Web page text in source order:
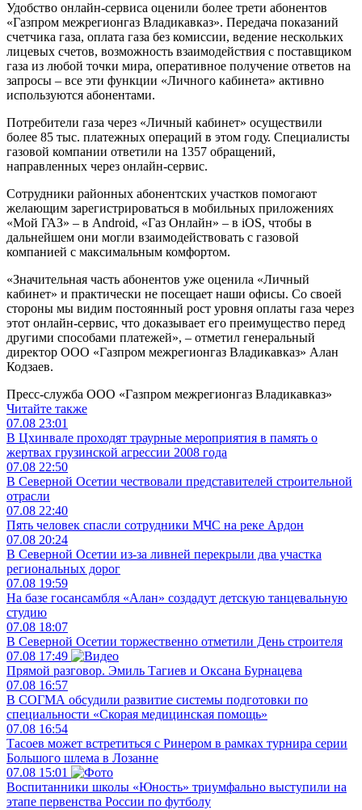
Удобство онлайн-сервиса оценили более трети абонентов
«Газпром межрегионгаз Владикавказ». Передача показаний
счетчика газа, оплата газа без комиссии, ведение нескольких
лицевых счетов, возможность взаимодействия с поставщиком
газа из любой точки мира, оперативное получение ответов на
запросы – все эти функции «Личного кабинета» активно
используются абонентами.
Потребители газа через «Личный кабинет» осуществили
более 85 тыс. платежных операций в этом году. Специалисты
газовой компании ответили на 1357 обращений,
направленных через онлайн-сервис.
Сотрудники районных абонентских участков помогают
желающим зарегистрироваться в мобильных приложениях
«Мой ГАЗ» ‒ в Android, «Газ Онлайн» ‒ в iOS, чтобы в
дальнейшем они могли взаимодействовать с газовой
компанией с максимальным комфортом.
«Значительная часть абонентов уже оценила «Личный
кабинет» и практически не посещает наши офисы. Со своей
стороны мы видим постоянный рост уровня оплаты газа через
этот онлайн-сервис, что доказывает его преимущество перед
другими способами платежей», ‒ отметил генеральный
директор ООО «Газпром межрегионгаз Владикавказ» Алан
Кодзаев.
Пресс-служба ООО «Газпром межрегионгаз Владикавказ»
Читайте также
07.08 23:01
В Цхинвале проходят траурные мероприятия в память о
жертвах грузинской агрессии 2008 года
07.08 22:50
В Северной Осетии чествовали представителей строительной
отрасли
07.08 22:40
Пять человек спасли сотрудники МЧС на реке Ардон
07.08 20:24
В Северной Осетии из-за ливней перекрыли два участка
региональных дорог
07.08 19:59
На базе госансамбля «Алан» создадут детскую танцевальную
студию
07.08 18:07
В Северной Осетии торжественно отметили День строителя
07.08 17:49
Прямой разговор. Эмиль Тагиев и Оксана Бурнацева
07.08 16:57
В СОГМА обсудили развитие системы подготовки по
специальности «Скорая медицинская помощь»
07.08 16:54
Тасоев может встретиться с Ринером в рамках турнира серии
Большого шлема в Лозанне
07.08 15:01
Воспитанники школы «Юность» триумфально выступили на
этапе первенства России по футболу